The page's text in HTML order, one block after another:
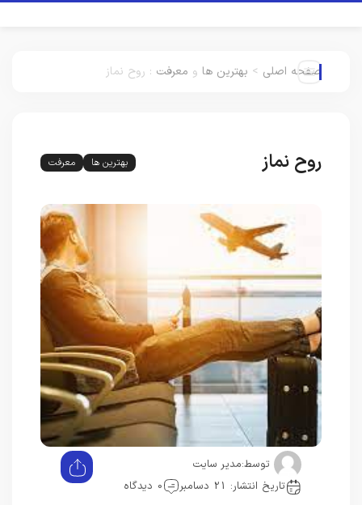
صفحه اصلی > بهترین ها و معرفت : روح نماز
روح نماز بهترین ها معرفت
توسط:مدیر سایت
تاریخ انتشار: 21 دسامبر
0 دیدگاه